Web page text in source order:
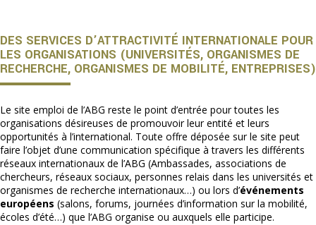
DES SERVICES D’ATTRACTIVITÉ INTERNATIONALE POUR
LES ORGANISATIONS (UNIVERSITÉS, ORGANISMES DE
RECHERCHE, ORGANISMES DE MOBILITÉ, ENTREPRISES)
Le site emploi de l’ABG reste le point d’entrée pour toutes les
organisations désireuses de promouvoir leur entité et leurs
opportunités à l’international. Toute offre déposée sur le site peut
faire l’objet d’une communication spécifique à travers les différents
réseaux internationaux de l’ABG (Ambassades, associations de
chercheurs, réseaux sociaux, personnes relais dans les universités et
organismes de recherche internationaux…) ou lors d’événements
européens (salons, forums, journées d’information sur la mobilité,
écoles d’été…) que l’ABG organise ou auxquels elle participe.